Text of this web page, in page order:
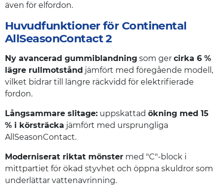
även för elfordon.
Huvudfunktioner för Continental
AllSeasonContact 2
Ny avancerad gummiblandning som ger cirka 6 %
lägre rullmotstånd jämfört med föregående modell,
vilket bidrar till längre räckvidd för elektrifierade
fordon.
Långsammare slitage: uppskattad ökning med 15
% i körsträcka jämfört med ursprungliga
AllSeasonContact.
Moderniserat riktat mönster med "C"-block i
mittpartiet för ökad styvhet och öppna skuldror som
underlättar vattenavrinning.